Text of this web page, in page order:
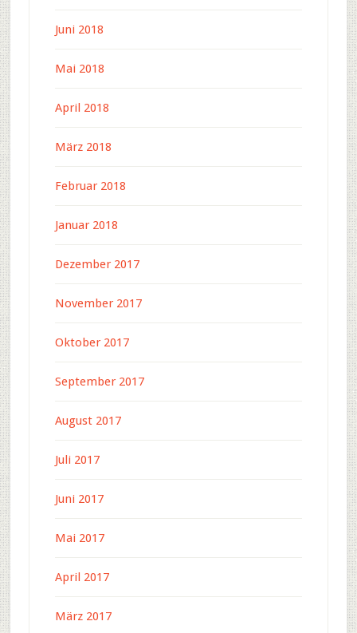
Juni 2018
Mai 2018
April 2018
März 2018
Februar 2018
Januar 2018
Dezember 2017
November 2017
Oktober 2017
September 2017
August 2017
Juli 2017
Juni 2017
Mai 2017
April 2017
März 2017